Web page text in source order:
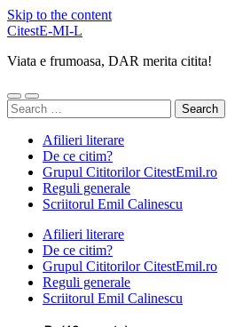
Skip to the content
CitestE-MI-L
Viata e frumoasa, DAR merita citita!
Toggle
mobile
Toggle
search
Search
for:
Afilieri literare
De ce citim?
Grupul Cititorilor CitestEmil.ro
Reguli generale
Scriitorul Emil Calinescu
Afilieri literare
De ce citim?
Grupul Cititorilor CitestEmil.ro
Reguli generale
Scriitorul Emil Calinescu